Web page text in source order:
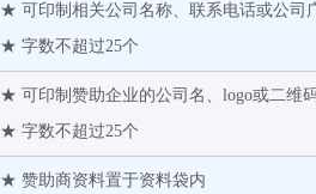
★ 可印制相关公司名称、联系电话或公司
★ 字数不超过25个
★ 可印制赞助企业的公司名、logo或二维
★ 字数不超过25个
★ 赞助商资料置于资料袋内